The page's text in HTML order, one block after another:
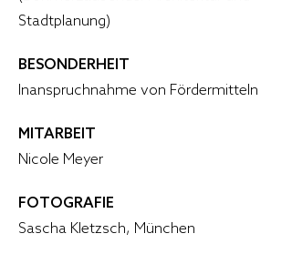
Stadtplanung)
BESONDERHEIT
Inanspruchnahme von Fördermitteln
MITARBEIT
Nicole Meyer
FOTOGRAFIE
Sascha Kletzsch, München